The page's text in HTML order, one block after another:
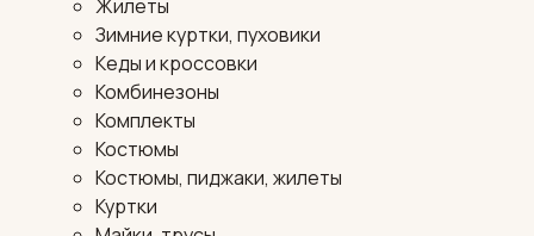
Жилеты
Зимние куртки, пуховики
Кеды и кроссовки
Комбинезоны
Комплекты
Костюмы
Костюмы, пиджаки, жилеты
Куртки